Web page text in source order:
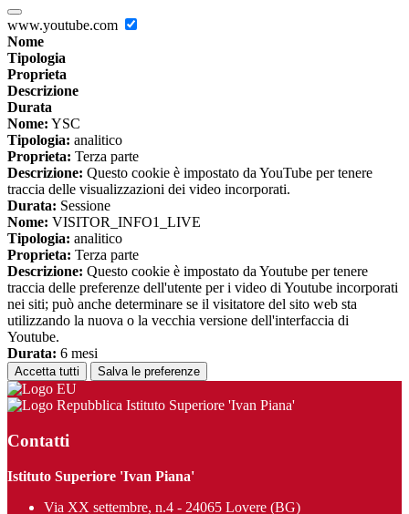
www.youtube.com
Nome
Tipologia
Proprieta
Descrizione
Durata
Nome: YSC
Tipologia: analitico
Proprieta: Terza parte
Descrizione: Questo cookie è impostato da YouTube per tenere
traccia delle visualizzazioni dei video incorporati.
Durata: Sessione
Nome: VISITOR_INFO1_LIVE
Tipologia: analitico
Proprieta: Terza parte
Descrizione: Questo cookie è impostato da Youtube per tenere
traccia delle preferenze dell'utente per i video di Youtube incorporati
nei siti; può anche determinare se il visitatore del sito web sta
utilizzando la nuova o la vecchia versione dell'interfaccia di
Youtube.
Durata: 6 mesi
Accetta tutti Salva le preferenze
Istituto Superiore 'Ivan Piana'
Contatti
Istituto Superiore 'Ivan Piana'
Via XX settembre, n.4 - 24065 Lovere (BG)